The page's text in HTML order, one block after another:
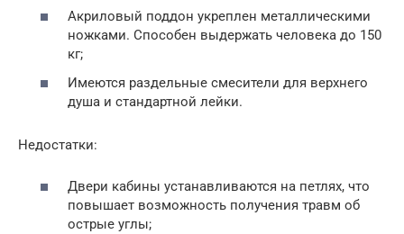
Акриловый поддон укреплен металлическими
ножками. Способен выдержать человека до 150
кг;
Имеются раздельные смесители для верхнего
душа и стандартной лейки.
Недостатки:
Двери кабины устанавливаются на петлях, что
повышает возможность получения травм об
острые углы;